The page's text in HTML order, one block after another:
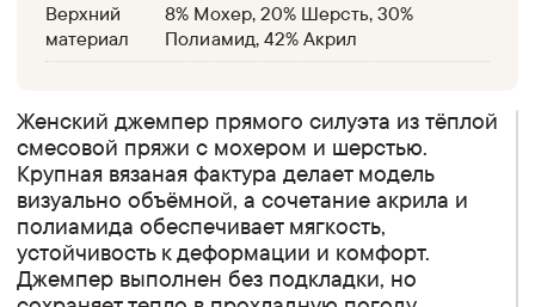
Женский джемпер прямого силуэта из тёплой
смесовой пряжи с мохером и шерстью.
Крупная вязаная фактура делает модель
визуально объёмной, а сочетание акрила и
полиамида обеспечивает мягкость,
устойчивость к деформации и комфорт.
Джемпер выполнен без подкладки, но
Верхний
материал
8% Мохер, 20% Шерсть, 30%
Полиамид, 42% Акрил